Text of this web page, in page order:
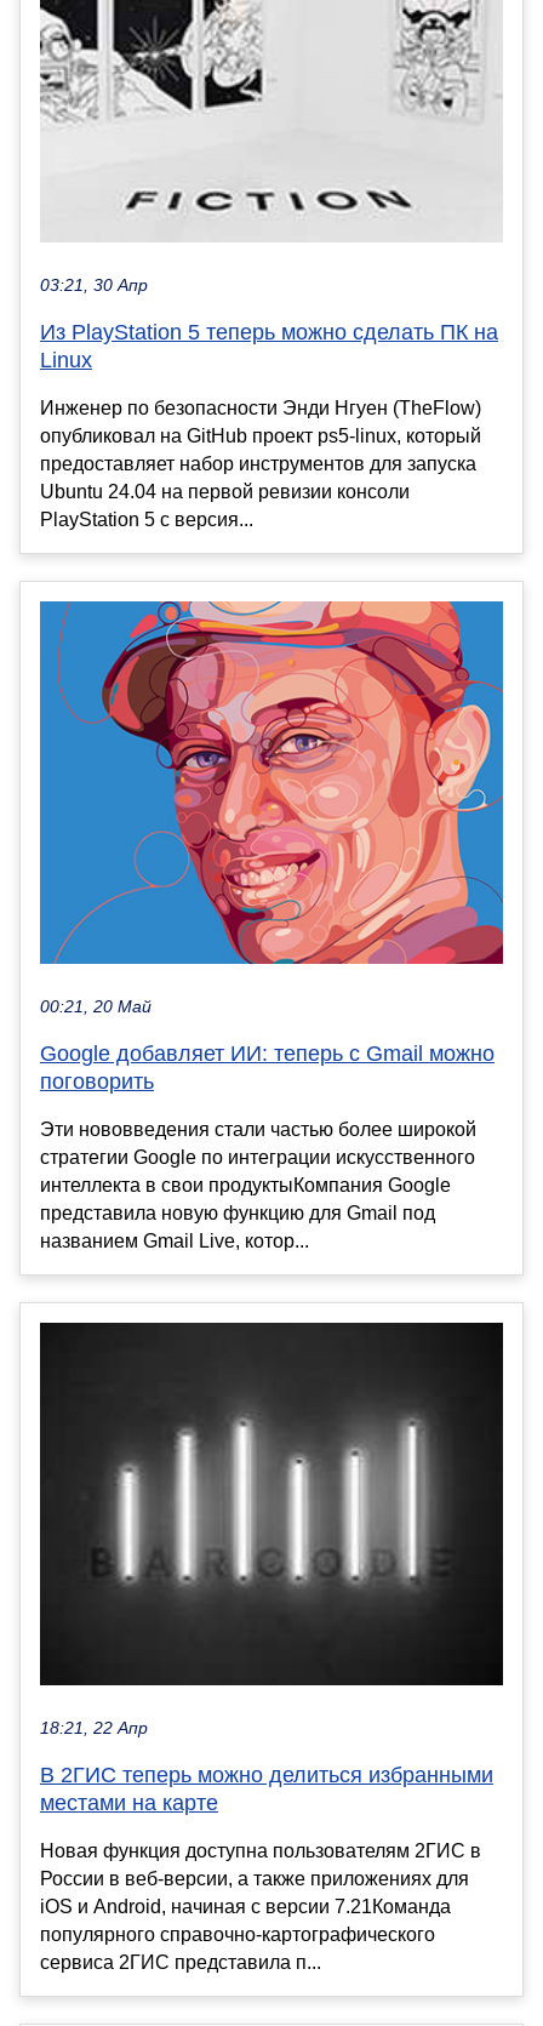
03:21, 30 Апр
Из PlayStation 5 теперь можно сделать ПК на
Linux
Инженер по безопасности Энди Нгуен (TheFlow)
опубликовал на GitHub проект ps5-linux, который
предоставляет набор инструментов для запуска
Ubuntu 24.04 на первой ревизии консоли
PlayStation 5 с версия...
00:21, 20 Май
Google добавляет ИИ: теперь с Gmail можно
поговорить
Эти нововведения стали частью более широкой
стратегии Google по интеграции искусственного
интеллекта в свои продуктыКомпания Google
представила новую функцию для Gmail под
названием Gmail Live, котор...
18:21, 22 Апр
В 2ГИС теперь можно делиться избранными
местами на карте
Новая функция доступна пользователям 2ГИС в
России в веб-версии, а также приложениях для
iOS и Android, начиная с версии 7.21Команда
популярного справочно-картографического
сервиса 2ГИС представила п...